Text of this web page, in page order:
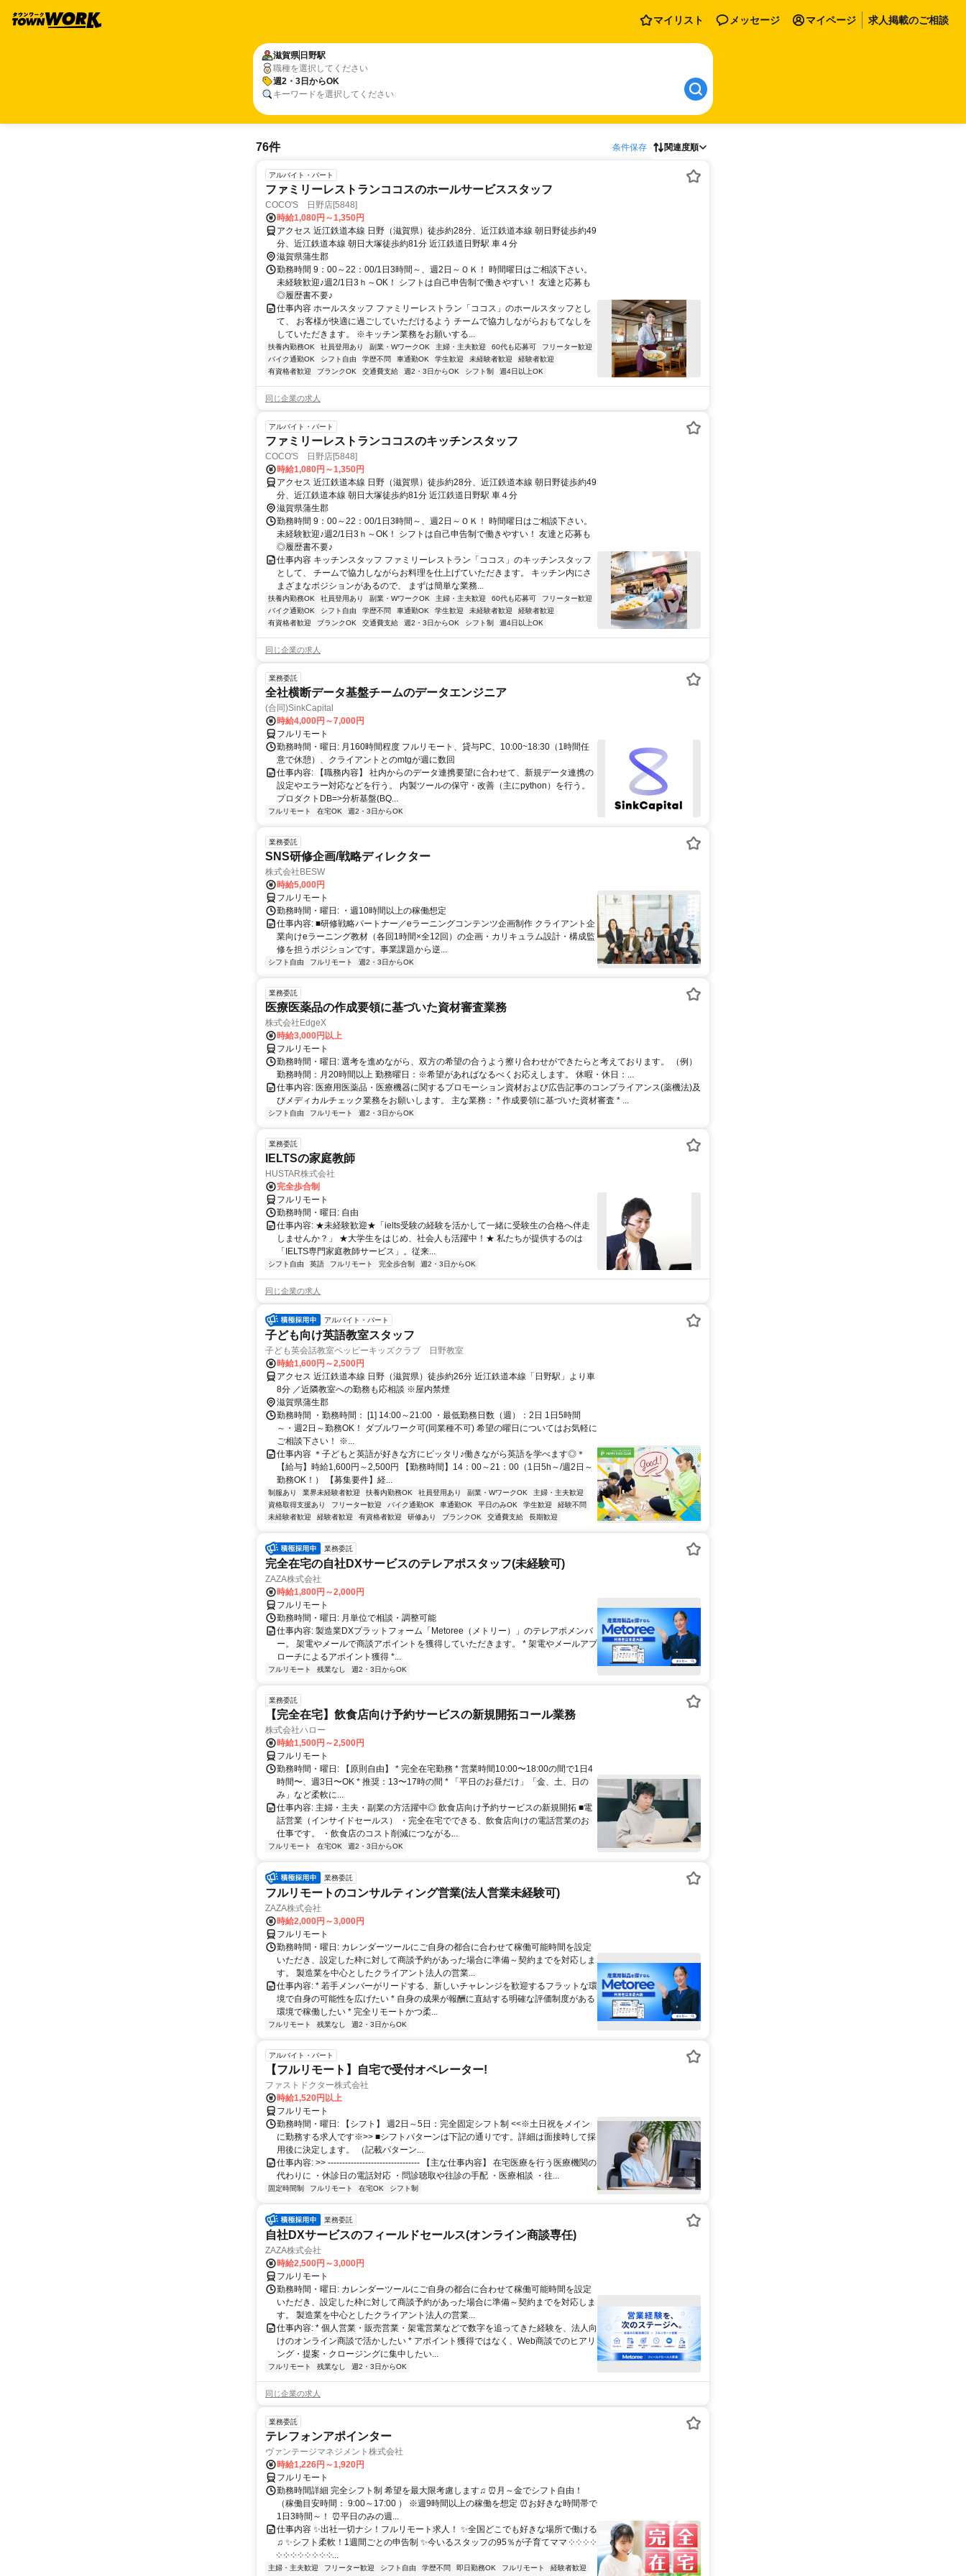
マイリスト メッセージ マイページ 求人掲載のご相談
滋賀県 日野駅
職種を選択してください
週2・3日からOK
キーワードを選択してください
76件 条件保存 関連度順
アルバイト・パート
ファミリーレストランココスのホールサービススタッフ
COCO'S 日野店[5848]
時給1,080円～1,350円
アクセス 近江鉄道本線 日野（滋賀県）徒歩約28分、近江鉄道本線 朝日野徒歩約49
分、近江鉄道本線 朝日大塚徒歩約81分 近江鉄道日野駅 車４分
滋賀県蒲生郡
勤務時間 9：00～22：00/1日3時間～、週2日～ＯＫ！ 時間曜日はご相談下さい。
未経験歓迎♪週2/1日3ｈ～OK！ シフトは自己申告制で働きやすい！ 友達と応募も
◎履歴書不要♪
仕事内容 ホールスタッフ ファミリーレストラン「ココス」のホールスタッフとし
て、 お客様が快適に過ごしていただけるよう チームで協力しながらおもてなしを
していただきます。 ※キッチン業務をお願いする...
扶養内勤務OK 社員登用あり 副業・WワークOK 主婦・主夫歓迎 60代も応募可
フリーター歓迎
バイク通勤OK
シフト自由 学歴不問 車通勤OK 学生歓迎 未経験者歓迎
経験者歓迎
有資格者歓迎
ブランクOK 交通費支給 週2・3日からOK シフト制 週4日以上OK
同じ企業の求人
アルバイト・パート
ファミリーレストランココスのキッチンスタッフ
COCO'S 日野店[5848]
時給1,080円～1,350円
アクセス 近江鉄道本線 日野（滋賀県）徒歩約28分、近江鉄道本線 朝日野徒歩約49
分、近江鉄道本線 朝日大塚徒歩約81分 近江鉄道日野駅 車４分
滋賀県蒲生郡
勤務時間 9：00～22：00/1日3時間～、週2日～ＯＫ！ 時間曜日はご相談下さい。
未経験歓迎♪週2/1日3ｈ～OK！ シフトは自己申告制で働きやすい！ 友達と応募も
◎履歴書不要♪
仕事内容 キッチンスタッフ ファミリーレストラン「ココス」のキッチンスタッフ
として、 チームで協力しながらお料理を仕上げていただきます。 キッチン内にさ
まざまなポジションがあるので、 まずは簡単な業務...
扶養内勤務OK 社員登用あり 副業・WワークOK 主婦・主夫歓迎 60代も応募可
フリーター歓迎
バイク通勤OK
シフト自由 学歴不問 車通勤OK 学生歓迎 未経験者歓迎
経験者歓迎
有資格者歓迎
ブランクOK 交通費支給 週2・3日からOK シフト制 週4日以上OK
同じ企業の求人
業務委託
全社横断データ基盤チームのデータエンジニア
(合同)SinkCapital
時給4,000円～7,000円
フルリモート
勤務時間・曜日: 月160時間程度 フルリモート、貸与PC、10:00~18:30（1時間任
意で休憩）、クライアントとのmtgが週に数回
仕事内容: 【職務内容】 社内からのデータ連携要望に合わせて、新規データ連携の
設定やエラー対応などを行う。 内製ツールの保守・改善（主にpython）を行う。
プロダクトDB=>分析基盤(BQ...
フルリモート 在宅OK 週2・3日からOK
業務委託
SNS研修企画/戦略ディレクター
株式会社BESW
時給5,000円
フルリモート
勤務時間・曜日: ・週10時間以上の稼働想定
仕事内容: ■研修戦略パートナー／eラーニングコンテンツ企画制作 クライアント企
業向けeラーニング教材（各回1時間×全12回）の企画・カリキュラム設計・構成監
修を担うポジションです。事業課題から逆...
シフト自由 フルリモート 週2・3日からOK
業務委託
医療医薬品の作成要領に基づいた資材審査業務
株式会社EdgeX
時給3,000円以上
フルリモート
勤務時間・曜日: 選考を進めながら、双方の希望の合うよう擦り合わせができたらと考えております。 （例）
勤務時間：月20時間以上 勤務曜日：※希望があればなるべくお応えします。 休暇・休日：...
仕事内容: 医療用医薬品・医療機器に関するプロモーション資材および広告記事のコンプライアンス(薬機法)及
びメディカルチェック業務をお願いします。 主な業務： * 作成要領に基づいた資材審査 * ...
シフト自由 フルリモート 週2・3日からOK
業務委託
IELTSの家庭教師
HUSTAR株式会社
完全歩合制
フルリモート
勤務時間・曜日: 自由
仕事内容: ★未経験歓迎★「ielts受験の経験を活かして一緒に受験生の合格へ伴走
しませんか？」 ★大学生をはじめ、社会人も活躍中！★ 私たちが提供するのは
「IELTS専門家庭教師サービス」。従来...
シフト自由 英語 フルリモート 完全歩合制 週2・3日からOK
同じ企業の求人
アルバイト・パート
子ども向け英語教室スタッフ
子ども英会話教室ペッピーキッズクラブ 日野教室
時給1,600円～2,500円
アクセス 近江鉄道本線 日野（滋賀県）徒歩約26分 近江鉄道本線「日野駅」より車
8分 ／近隣教室への勤務も応相談 ※屋内禁煙
滋賀県蒲生郡
勤務時間 ・勤務時間： [1] 14:00～21:00 ・最低勤務日数（週）：2日 1日5時間
～・週2日～勤務OK！ ダブルワーク可(同業種不可) 希望の曜日についてはお気軽に
ご相談下さい！ ※...
仕事内容 ＊子どもと英語が好きな方にピッタリ♪働きながら英語を学べます◎＊
【給与】時給1,600円～2,500円 【勤務時間】14：00～21：00（1日5h～/週2日～
勤務OK！） 【募集要件】経...
制服あり 業界未経験者歓迎 扶養内勤務OK 社員登用あり 副業・WワークOK
主婦・主夫歓迎
資格取得支援あり
フリーター歓迎 バイク通勤OK 車通勤OK 平日のみOK 学生歓迎
経験不問
未経験者歓迎
経験者歓迎 有資格者歓迎 研修あり ブランクOK 交通費支給 長期歓迎
業務委託
完全在宅の自社DXサービスのテレアポスタッフ(未経験可)
ZAZA株式会社
時給1,800円～2,000円
フルリモート
勤務時間・曜日: 月単位で相談・調整可能
仕事内容: 製造業DXプラットフォーム「Metoree（メトリー）」のテレアポメンバ
ー。 架電やメールで商談アポイントを獲得していただきます。 * 架電やメールアプ
ローチによるアポイント獲得 *...
フルリモート 残業なし 週2・3日からOK
業務委託
【完全在宅】飲食店向け予約サービスの新規開拓コール業務
株式会社ハロー
時給1,500円～2,500円
フルリモート
勤務時間・曜日: 【原則自由】 * 完全在宅勤務 * 営業時間10:00〜18:00の間で1日4
時間〜、週3日〜OK * 推奨：13〜17時の間 * 「平日のお昼だけ」「金、土、日の
み」など柔軟に...
仕事内容: 主婦・主夫・副業の方活躍中◎ 飲食店向け予約サービスの新規開拓 ■電
話営業（インサイドセールス） ・完全在宅でできる、飲食店向けの電話営業のお
仕事です。 ・飲食店のコスト削減につながる...
フルリモート 在宅OK 週2・3日からOK
業務委託
フルリモートのコンサルティング営業(法人営業未経験可)
ZAZA株式会社
時給2,000円～3,000円
フルリモート
勤務時間・曜日: カレンダーツールにご自身の都合に合わせて稼働可能時間を設定
いただき、設定した枠に対して商談予約があった場合に準備～契約までを対応しま
す。 製造業を中心としたクライアント法人の営業...
仕事内容: * 若手メンバーがリードする、新しいチャレンジを歓迎するフラットな環
境で自身の可能性を広げたい * 自身の成果が報酬に直結する明確な評価制度がある
環境で稼働したい * 完全リモートかつ柔...
フルリモート 残業なし 週2・3日からOK
アルバイト・パート
【フルリモート】自宅で受付オペレーター!
ファストドクター株式会社
時給1,520円以上
フルリモート
勤務時間・曜日: 【シフト】 週2日～5日：完全固定シフト制 <<※土日祝をメイン
に勤務する求人です※>> ■シフトパターンは下記の通りです。詳細は面接時して採
用後に決定します。 （記載パターン...
仕事内容: >> -------------------------------- 【主な仕事内容】 在宅医療を行う医療機関の
代わりに ・休診日の電話対応 ・問診聴取や往診の手配 ・医療相談 ・往...
固定時間制 フルリモート 在宅OK シフト制
業務委託
自社DXサービスのフィールドセールス(オンライン商談専任)
ZAZA株式会社
時給2,500円～3,000円
フルリモート
勤務時間・曜日: カレンダーツールにご自身の都合に合わせて稼働可能時間を設定
いただき、設定した枠に対して商談予約があった場合に準備～契約までを対応しま
す。 製造業を中心としたクライアント法人の営業...
仕事内容: * 個人営業・販売営業・架電営業などで数字を追ってきた経験を、法人向
けのオンライン商談で活かしたい * アポイント獲得ではなく、Web商談でのヒアリ
ング・提案・クロージングに集中したい...
フルリモート 残業なし 週2・3日からOK
同じ企業の求人
業務委託
テレフォンアポインター
ヴァンテージマネジメント株式会社
時給1,226円～1,920円
フルリモート
勤務時間詳細 完全シフト制 希望を最大限考慮します♫ ⏰月～金でシフト自由！
（稼働目安時間： 9:00～17:00 ） ※週9時間以上の稼働を想定 ⏰お好きな時間帯で
1日3時間～！ ⏰平日のみの週...
仕事内容 ✨出社一切ナシ！フルリモート求人！ ✨全国どこでも好きな場所で働ける
♫ ✨シフト柔軟！1週間ごとの申告制 ✨今いるスタッフの95％が子育てママ ༶ ༶ ༶ ༶
༶ ༶ ༶ ༶ ༶ ༶ ༶ ༶...
主婦・主夫歓迎 フリーター歓迎 シフト自由 学歴不問 即日勤務OK フルリモート 経験者歓迎